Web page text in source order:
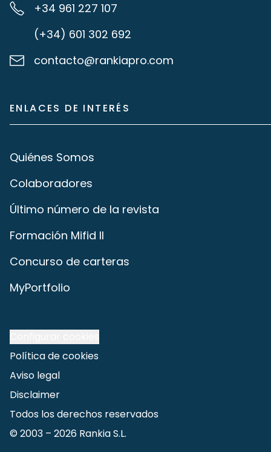
+34 961 227 107
(+34) 601 302 692
contacto@rankiapro.com
ENLACES DE INTERÉS
Quiénes Somos
Colaboradores
Último número de la revista
Formación Mifid II
Concurso de carteras
MyPortfolio
Política de cookies
Aviso legal
Disclaimer
Todos los derechos reservados
© 2003 – 2026 Rankia S.L.